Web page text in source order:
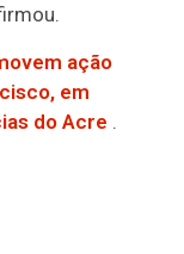
ação
em
do Acre .